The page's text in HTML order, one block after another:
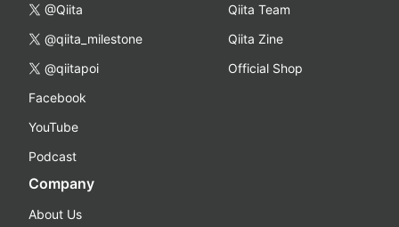
@Qiita
@qiita_milestone
@qiitapoi
Facebook
YouTube
Podcast
Qiita Team
Qiita Zine
Official Shop
Company
About Us